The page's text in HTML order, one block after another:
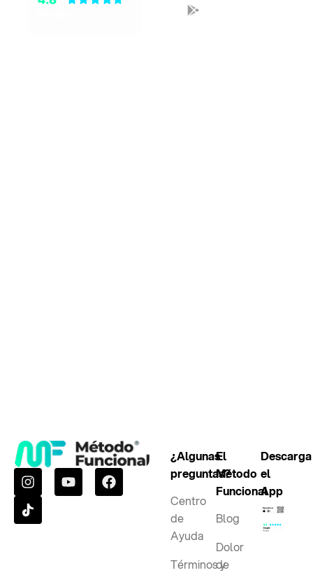
¿Algunas
preguntas?
Centro
de
Ayuda
Términos y
El
Método
Funcional
Blog
Dolor
de
Descarga
el
App